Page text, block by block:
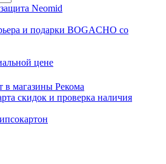
Neomid
и подарки BOGACHO со
цене
в магазины Рекома
скидок и проверка наличия